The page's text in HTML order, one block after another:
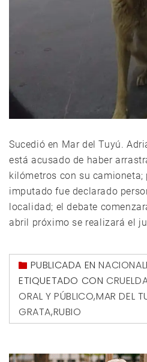
Sucedió en Mar del Tuyú.
está acusado de haber
kilómetros con su camioneta;
imputado fue declarado
localidad; el debate
abril próximo se realizará el
PUBLICADA EN
ETIQUETADO CON
ORAL Y PÚBLICO,MAR DEL
GRATA,RUBIO